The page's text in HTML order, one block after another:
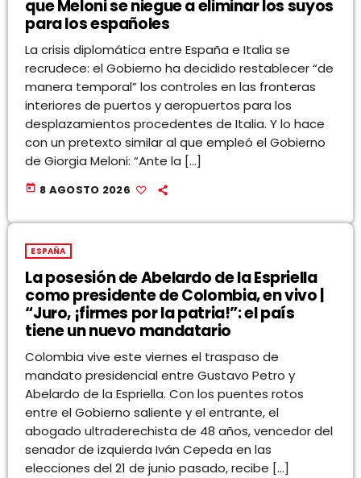
que Meloni se niegue a eliminar los suyos
para los españoles
La crisis diplomática entre España e Italia se
recrudece: el Gobierno ha decidido restablecer “de
manera temporal” los controles en las fronteras
interiores de puertos y aeropuertos para los
desplazamientos procedentes de Italia. Y lo hace
con un pretexto similar al que empleó el Gobierno
de Giorgia Meloni: “Ante la […]
today 8 AGOSTO 2026
ESPAÑA
La posesión de Abelardo de la Espriella
como presidente de Colombia, en vivo |
“Juro, ¡firmes por la patria!”: el país
tiene un nuevo mandatario
Colombia vive este viernes el traspaso de
mandato presidencial entre Gustavo Petro y
Abelardo de la Espriella. Con los puentes rotos
entre el Gobierno saliente y el entrante, el
abogado ultraderechista de 48 años, vencedor del
senador de izquierda Iván Cepeda en las
elecciones del 21 de junio pasado, recibe […]